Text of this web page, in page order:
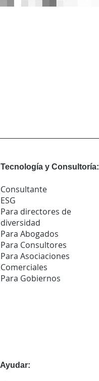
Tecnología y Consultoría:
Consultante
ESG
Para directores de
diversidad
Para Abogados
Para Consultores
Para Asociaciones
Comerciales
Para Gobiernos
Ayudar: